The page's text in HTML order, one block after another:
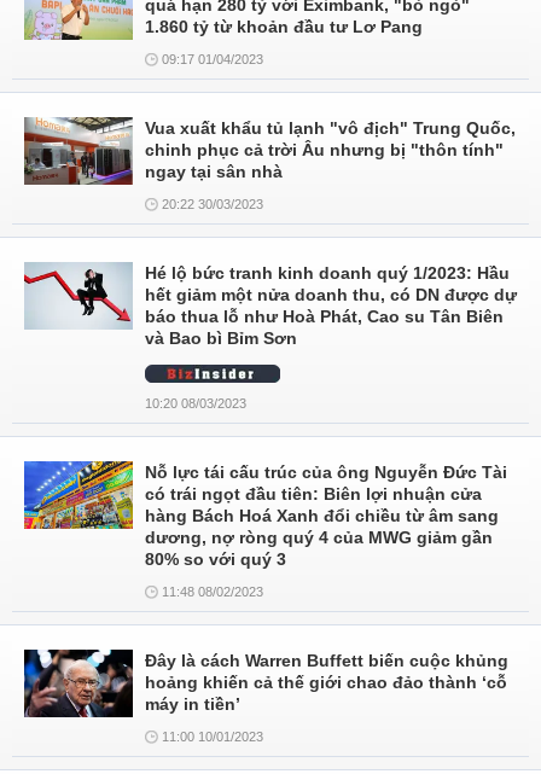
quá hạn 280 tỷ với Eximbank, "bỏ ngỏ"
1.860 tỷ từ khoản đầu tư Lơ Pang
09:17 01/04/2023
Vua xuất khẩu tủ lạnh "vô địch" Trung Quốc,
chinh phục cả trời Âu nhưng bị "thôn tính"
ngay tại sân nhà
20:22 30/03/2023
Hé lộ bức tranh kinh doanh quý 1/2023: Hầu
hết giảm một nửa doanh thu, có DN được dự
báo thua lỗ như Hoà Phát, Cao su Tân Biên
và Bao bì Bỉm Sơn
10:20 08/03/2023
Nỗ lực tái cấu trúc của ông Nguyễn Đức Tài
có trái ngọt đầu tiên: Biên lợi nhuận cửa
hàng Bách Hoá Xanh đổi chiều từ âm sang
dương, nợ ròng quý 4 của MWG giảm gần
80% so với quý 3
11:48 08/02/2023
Đây là cách Warren Buffett biến cuộc khủng
hoảng khiến cả thế giới chao đảo thành ‘cỗ
máy in tiền’
11:00 10/01/2023